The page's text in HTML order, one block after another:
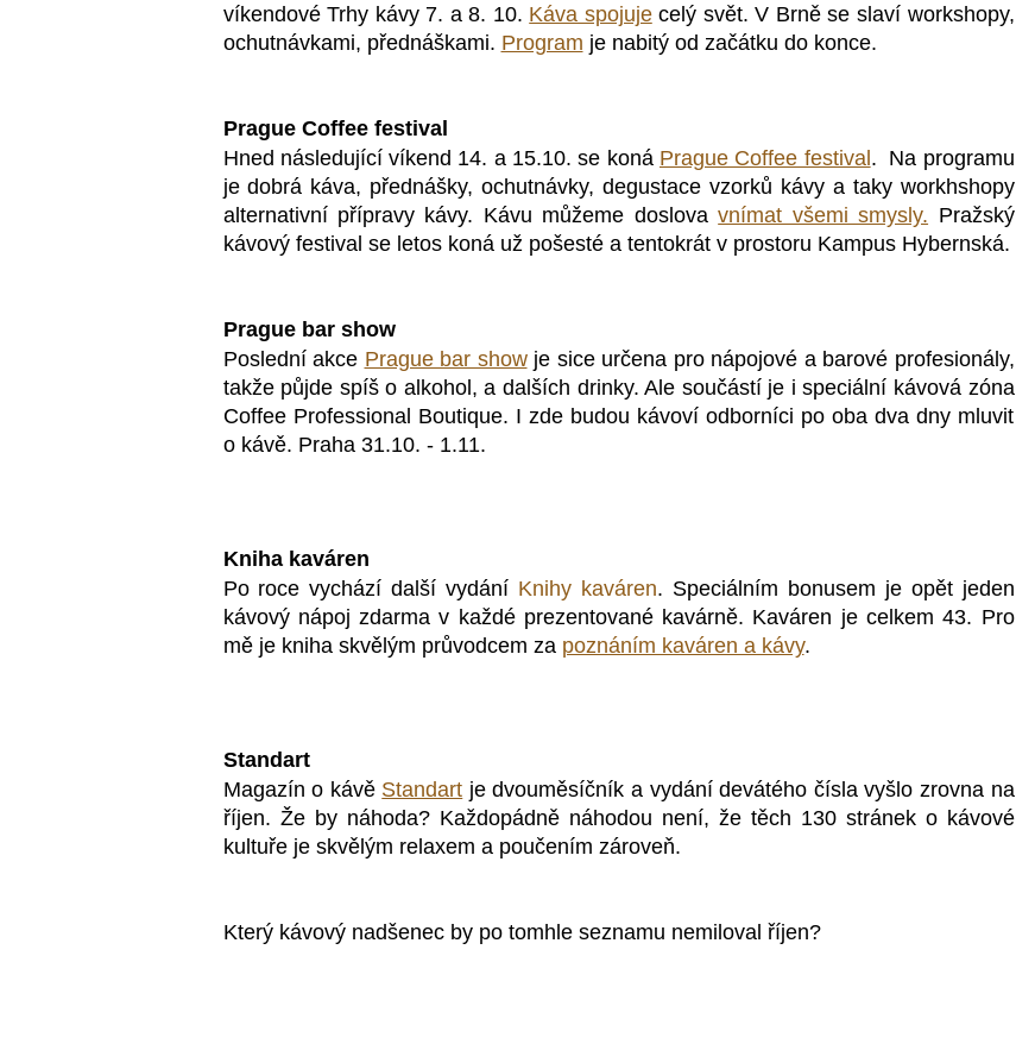
víkendové Trhy kávy 7. a 8. 10. Káva spojujecelý svět.V Brně se slaví workshopy,
ochutnávkami, přednáškami. Program je nabitý od začátku do konce.
Prague Coffee festival
Hned následující víkend 14. a 15.10. se koná Prague Coffee festival . Na programu
jedobrá káva, přednášky, ochutnávky, degustace vzorků kávy a taky workhshopy
alternativní přípravy kávy. Kávu můžeme doslovavnímat všemi smysly. Pražský
kávový festival se letos koná už pošesté a tentokrát v prostoru Kampus Hybernská.
Prague bar show
Poslední akce Prague bar showje sice určena pro nápojové a barové profesionály,
takže půjde spíš o alkohol, a dalších drinky. Ale součástí je i speciální kávová zóna
Coffee Professional Boutique. I zde budou kávoví odborníci po oba dva dny mluvit
o kávě. Praha 31.10. - 1.11.
Kniha kaváren
Po roce vychází další vydání Knihy kaváren. Speciálním bonusem je opět jeden
kávový nápoj zdarma v každé prezentované kavárně. Kaváren je celkem 43. Pro
mě je kniha skvělým průvodcem za poznáním kaváren a kávy.
Standart
Magazín o kávě Standart je dvouměsíčník a vydání devátého čísla vyšlo zrovna na
říjen. Že by náhoda? Každopádně náhodou není, že těch 130 stránek o kávové
kultuře je skvělým relaxem a poučením zároveň.
Který kávový nadšenec by po tomhle seznamu nemiloval říjen?